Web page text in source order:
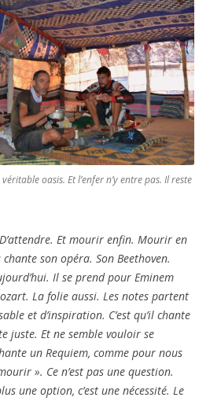
oasis. Et l’enfer n’y entre pas. Il reste
Et mourir enfin. Mourir en
son opéra. Son Beethoven.
Il se prend pour Eminem
La folie aussi. Les notes partent
et d’inspiration. C’est qu’il chante
juste. Et ne semble vouloir se
un Requiem, comme pour nous
». Ce n’est pas une question.
une option, c’est une nécessité. Le